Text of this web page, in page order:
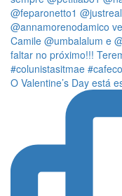
O Valentine’s Day está